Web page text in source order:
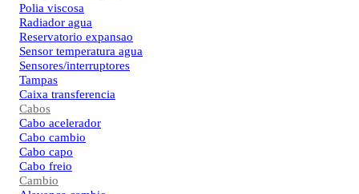
Polia viscosa
Radiador agua
Reservatorio expansao
Sensor temperatura agua
Sensores/interruptores
Tampas
Caixa transferencia
Cabos
Cabo acelerador
Cabo cambio
Cabo capo
Cabo freio
Cambio